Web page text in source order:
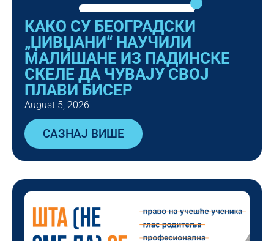
КАКО СУ БЕОГРАДСКИ
„ЏИВЏАНИ“ НАУЧИЛИ
МАЛИШАНЕ ИЗ ПАДИНСКЕ
СКЕЛЕ ДА ЧУВАЈУ СВОЈ
ПЛАВИ БИСЕР
August 5, 2026
САЗНАЈ ВИШЕ